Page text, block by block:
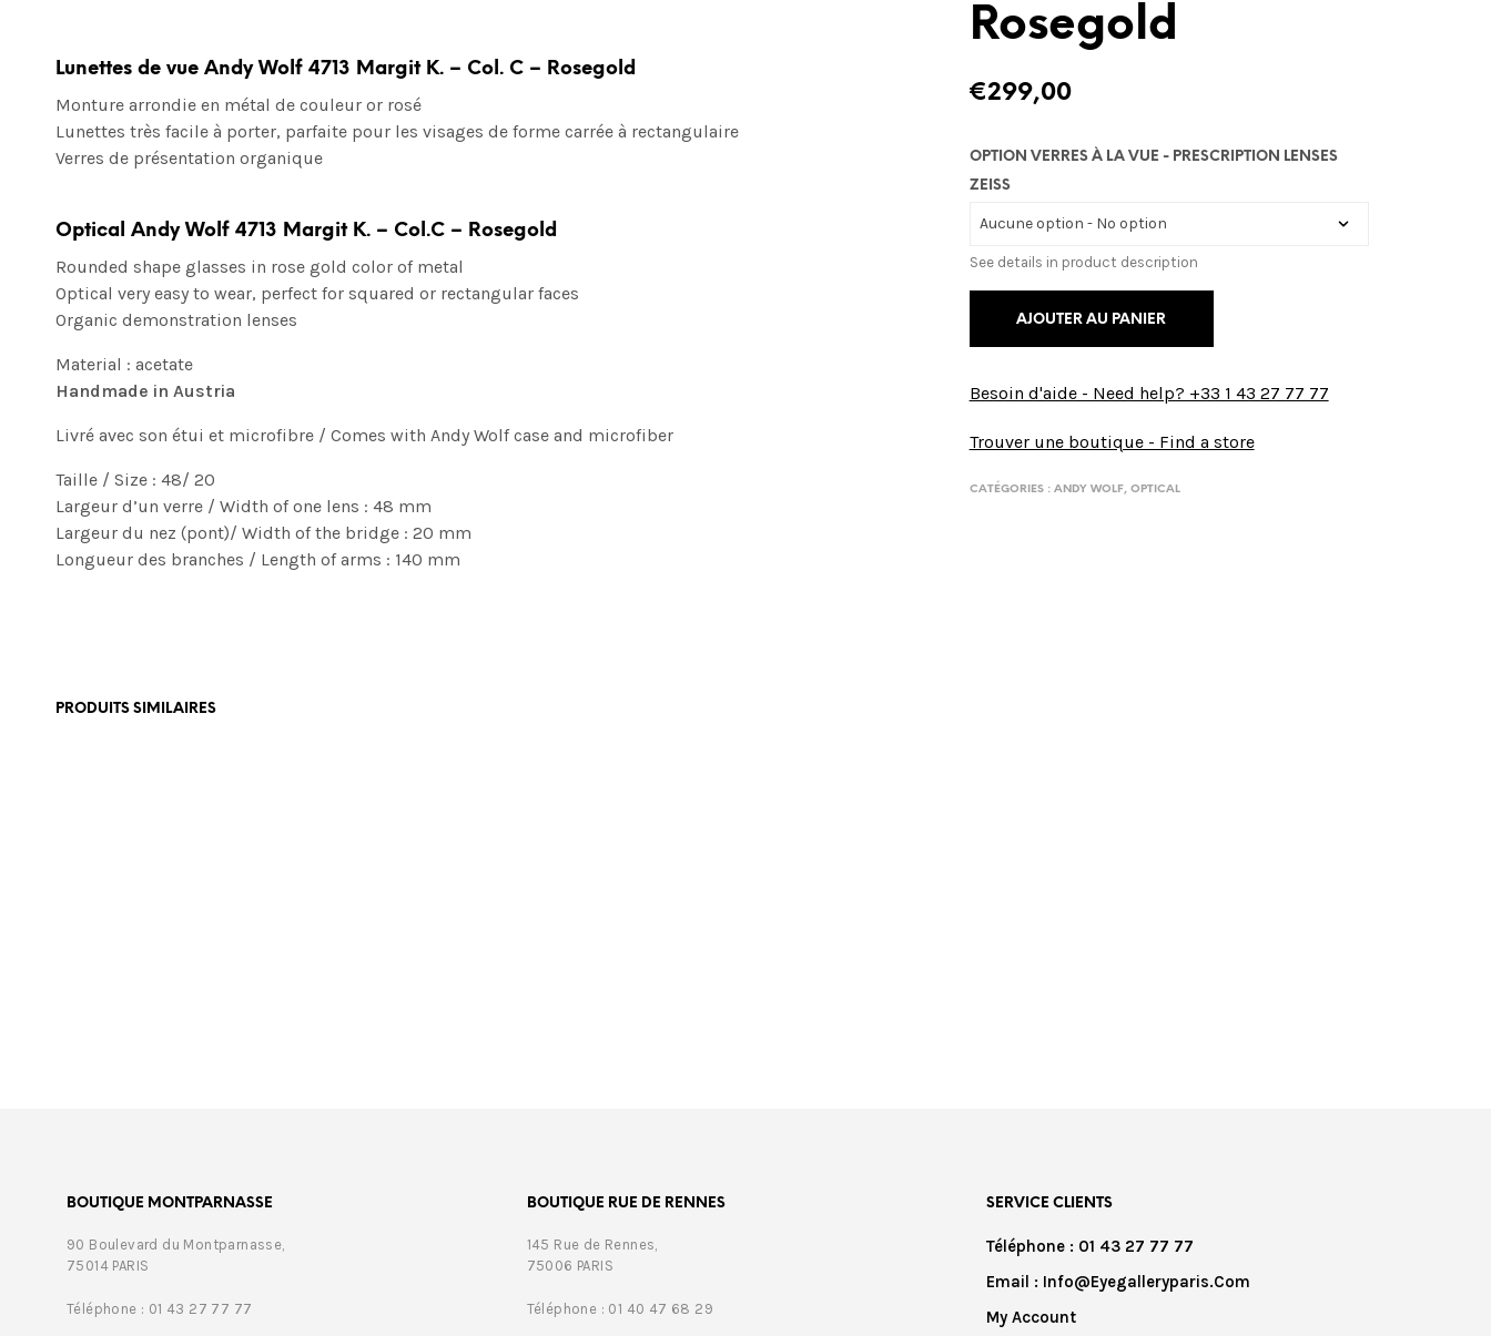
Rosegold
€299,00
OPTION VERRES À LA VUE - PRESCRIPTION LENSES
ZEISS
See details in product description
AJOUTER AU PANIER
Besoin d'aide - Need help? +33 1 43 27 77 77
Trouver une boutique - Find a store
CATÉGORIES : ANDY WOLF, OPTICAL
Lunettes de vue Andy Wolf 4713 Margit K. – Col. C – Rosegold
Monture arrondie en métal de couleur or rosé
Lunettes très facile à porter, parfaite pour les visages de forme carrée à rectangulaire
Verres de présentation organique
Optical Andy Wolf 4713 Margit K. – Col.C – Rosegold
Rounded shape glasses in rose gold color of metal
Optical very easy to wear, perfect for squared or rectangular faces
Organic demonstration lenses
Material : acetate
Handmade in Austria
Livré avec son étui et microfibre / Comes with Andy Wolf case and microfiber
Taille / Size : 48/ 20
Largeur d’un verre / Width of one lens : 48 mm
Largeur du nez (pont)/ Width of the bridge : 20 mm
Longueur des branches / Length of arms : 140 mm
PRODUITS SIMILAIRES
BOUTIQUE MONTPARNASSE
90 Boulevard du Montparnasse,
75014 PARIS
Téléphone : 01 43 27 77 77
BOUTIQUE RUE DE RENNES
145 Rue de Rennes,
75006 PARIS
Téléphone : 01 40 47 68 29
SERVICE CLIENTS
Téléphone : 01 43 27 77 77
Email : Info@eyegalleryparis.com
My Account